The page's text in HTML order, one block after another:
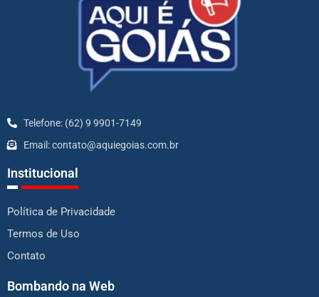
Telefone: (62) 9 9901-7149
Email: contato@aquiegoias.com.br
Institucional
Política de Privacidade
Termos de Uso
Contato
Bombando na Web